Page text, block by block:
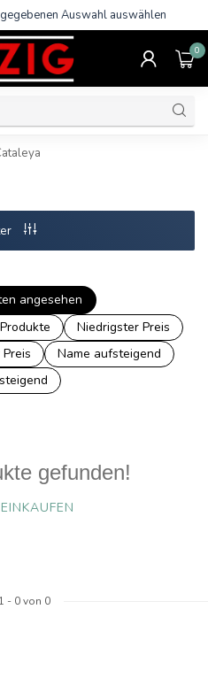
Auswahl auswählen
0
angesehen
Niedrigster Preis
Name aufsteigend
gefunden!
1 - 0von 0